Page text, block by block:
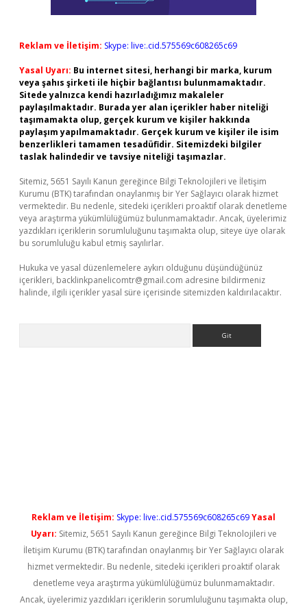
Reklam ve İletişim: Skype: live:.cid.575569c608265c69
Yasal Uyarı: Bu internet sitesi, herhangi bir marka, kurum
veya şahıs şirketi ile hiçbir bağlantısı bulunmamaktadır.
Sitede yalnızca kendi hazırladığımız makaleler
paylaşılmaktadır. Burada yer alan içerikler haber niteliği
taşımamakta olup, gerçek kurum ve kişiler hakkında
paylaşım yapılmamaktadır. Gerçek kurum ve kişiler ile isim
benzerlikleri tamamen tesadüfidir. Sitemizdeki bilgiler
taslak halindedir ve tavsiye niteliği taşımazlar.
Sitemiz, 5651 Sayılı Kanun gereğince Bilgi Teknolojileri ve İletişim
Kurumu (BTK) tarafından onaylanmış bir Yer Sağlayıcı olarak hizmet
vermektedir. Bu nedenle, sitedeki içerikleri proaktif olarak denetleme
veya araştırma yükümlülüğümüz bulunmamaktadır. Ancak, üyelerimiz
yazdıkları içeriklerin sorumluluğunu taşımakta olup, siteye üye olarak
bu sorumluluğu kabul etmiş sayılırlar.
Hukuka ve yasal düzenlemelere aykırı olduğunu düşündüğünüz
içerikleri, backlinkpanelicomtr@gmail.com adresine bildirmeniz
halinde, ilgili içerikler yasal süre içerisinde sitemizden kaldırılacaktır.
Reklam ve İletişim: Skype: live:.cid.575569c608265c69Yasal
Uyarı: Sitemiz, 5651 Sayılı Kanun gereğince Bilgi Teknolojileri ve
İletişim Kurumu (BTK) tarafından onaylanmış bir Yer Sağlayıcı olarak
hizmet vermektedir. Bu nedenle, sitedeki içerikleri proaktif olarak
denetleme veya araştırma yükümlülüğümüz bulunmamaktadır.
Ancak, üyelerimiz yazdıkları içeriklerin sorumluluğunu taşımakta olup,